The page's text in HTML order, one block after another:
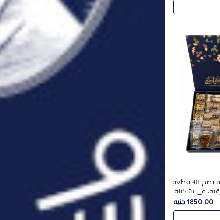
استمتع بتجربة فاخرة مع علبة تضم 48 قطعة
في تشكيلة
1850.00 جنيه